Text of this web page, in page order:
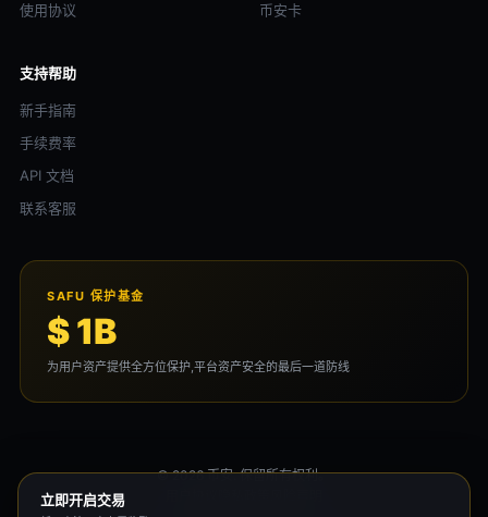
使用协议
币安卡
支持帮助
新手指南
手续费率
API 文档
联系客服
SAFU 保护基金
$ 1B
为用户资产提供全方位保护,平台资产安全的最后一道防线
© 2026 币安. 保留所有权利。
立即开启交易